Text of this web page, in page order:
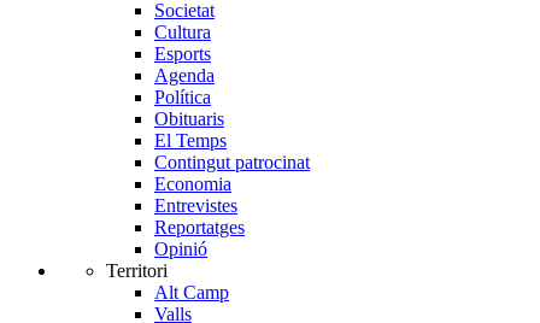
Societat
Cultura
Esports
Agenda
Política
Obituaris
El Temps
Contingut patrocinat
Economia
Entrevistes
Reportatges
Opinió
Territori
Alt Camp
Valls